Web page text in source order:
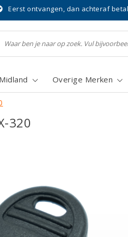
Eerst ontvangen, dan achteraf
Midland Overige Merken
320